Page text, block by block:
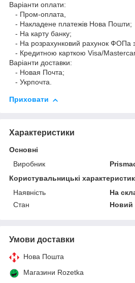
Варіанти оплати:
- Пром-оплата,
- Накладене платежів Нова Пошти;
- На карту банку;
- На розрахунковий рахунок ФОПа
- Кредитною карткою Visa/
Варіанти доставки:
- Новая Почта;
- Укрпочта.
Приховати
Характеристики
Основні
Виробник
Користувальницькі
Наявність
На
Стан
Новий
Умови доставки
Нова Пошта
Магазини Rozetka